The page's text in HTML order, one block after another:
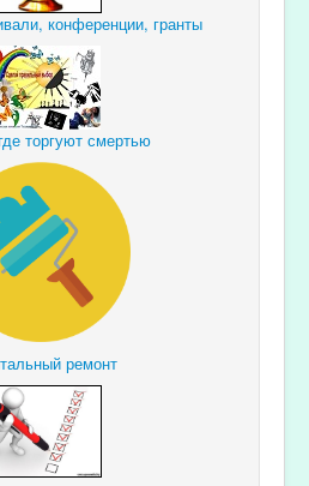
конференции, гранты
торгуют смертью
ремонт